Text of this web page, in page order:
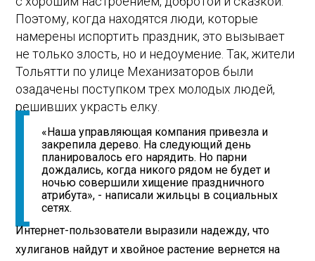
Поэтому, когда находятся люди, которые
намерены испортить праздник, это вызывает
не только злость, но и недоумение. Так, жители
Тольятти по улице Механизаторов были
озадачены поступком трех молодых людей,
решивших украсть елку.
«Наша управляющая компания привезла и
закрепила дерево. На следующий день
планировалось его нарядить. Но парни
дождались, когда никого рядом не будет и
ночью совершили хищение праздничного
атрибута», - написали жильцы в социальных
сетях.
Интернет-пользователи выразили надежду, что
хулиганов найдут и хвойное растение вернется на